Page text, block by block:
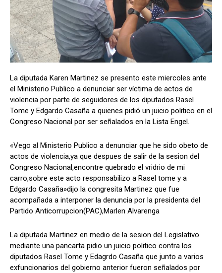
Comparta
Facebook X WhatsApp
Síganos
Comparta
Facebook X WhatsApp
Síganos
La diputada Karen Martinez se presento este miercoles ante
el Ministerio Publico a denunciar ser víctima de actos de
violencia por parte de seguidores de los diputados Rasel
Tome y Edgardo Casaña a quienes pidió un juicio politico en el
Congreso Nacional por ser señalados en la Lista Engel.
«Vego al Ministerio Publico a denunciar que he sido obeto de
actos de violencia,ya que despues de salir de la sesion del
Congreso Nacional,encontre quebrado el vridrio de mi
carro,sobre este acto responsabilizo a Rasel tome y a
Edgardo Casaña»dijo la congresita Martinez que fue
acompañada a interponer la denuncia por la presidenta del
Partido Anticorrupcion(PAC),Marlen Alvarenga
La diputada Martinez en medio de la sesion del Legislativo
mediante una pancarta pidio un juicio politico contra los
diputados Rasel Tome y Edagrdo Casaña que junto a varios
exfuncionarios del gobierno anterior fueron señalados por